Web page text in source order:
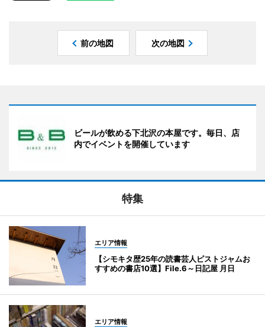
前の地図 次の地図
ビールが飲める下北沢の本屋です。毎日、店
内でイベントを開催しています
特集
エリア情報
【シモキタ歴25年の読書芸人ピストジャムお
すすめの書店10選】File.6～日記屋 月日
エリア情報